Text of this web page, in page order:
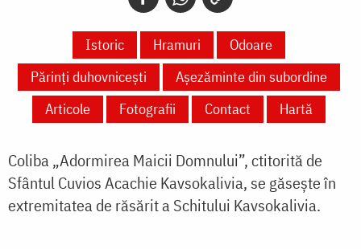
Istoric Hramuri
Odoare
Părinți duhovnicești
Așezăminte din subordine
Articole
Fotografii Contact Hartă
Coliba „Adormirea Maicii Domnului”, ctitorită de
Sfântul Cuvios Acachie Kavsokalivia, se găsește în
extremitatea de răsărit a Schitului Kavsokalivia.